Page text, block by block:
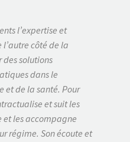
l’expertise et
l’autre côté de la
solutions
dans le
et de la santé. Pour
et suit les
et les accompagne
régime. Son écoute et